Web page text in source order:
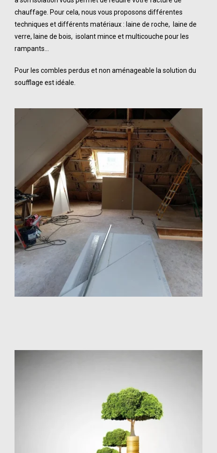
chauffage. Pour cela, nous vous proposons différentes
techniques et différents matériaux : laine de roche, laine de
verre, laine de bois, isolant mince et multicouche pour les
rampants…
Pour les combles perdus et non aménageable la solution du
soufflage est idéale.